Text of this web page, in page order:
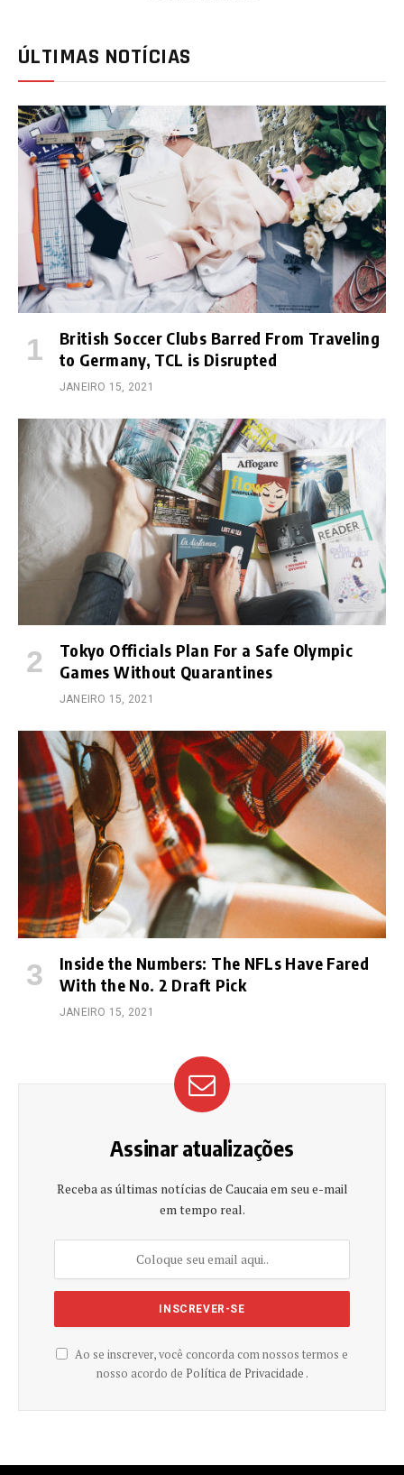
ÚLTIMAS NOTÍCIAS
British Soccer Clubs Barred From Traveling
to Germany, TCL is Disrupted
JANEIRO 15, 2021
Tokyo Officials Plan For a Safe Olympic
Games Without Quarantines
JANEIRO 15, 2021
Inside the Numbers: The NFLs Have Fared
With the No. 2 Draft Pick
JANEIRO 15, 2021
Assinar atualizações
Receba as últimas notícias de Caucaia em seu e-mail
em tempo real.
Ao se inscrever, você concorda com nossos termos e
nosso acordo de Política de Privacidade .